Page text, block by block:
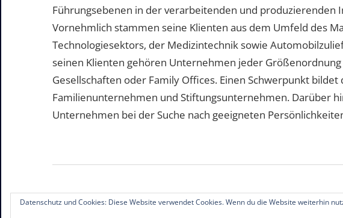
Führungsebenen in der verarbeitenden und produzierenden
Vornehmlich stammen seine Klienten aus dem Umfeld des
Technologiesektors, der Medizintechnik sowie
seinen Klienten gehören Unternehmen jeder Größenordnung
Gesellschaften oder Family Offices. Einen Schwerpunkt
Familienunternehmen und Stiftungsunternehmen. Darüber
Unternehmen bei der Suche nach geeigneten
© 2019-2026 Familienunternehmen.eu. Alle Rechte
Datenschutz und Cookies: Diese Website verwendet Cookies. Wenn du die Website weiterhin